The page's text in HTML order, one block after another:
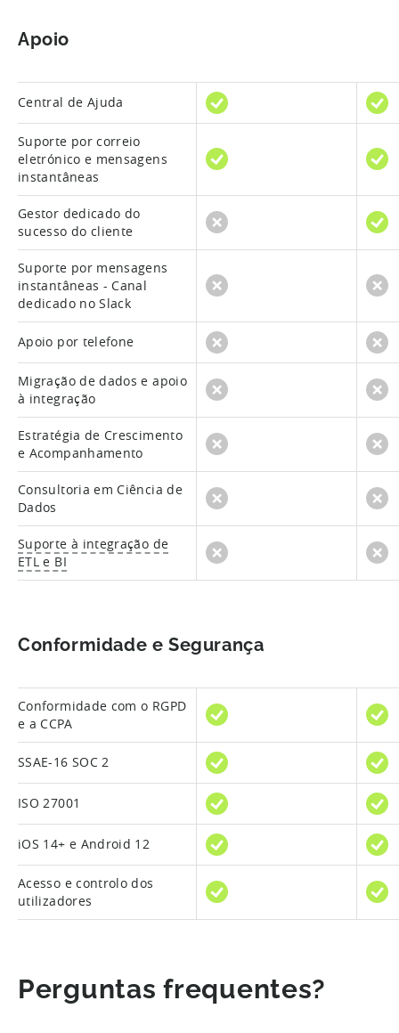
Apoio
Central de Ajuda
Suporte por correio
eletrónico e mensagens
instantâneas
Gestor dedicado do
sucesso do cliente
Suporte por mensagens
instantâneas - Canal
dedicado no Slack
Apoio por telefone
Migração de dados e apoio
à integração
Estratégia de Crescimento
e Acompanhamento
Consultoria em Ciência de
Dados
Suporte à integração de
ETL e BI
Conformidade e Segurança
Conformidade com o RGPD
e a CCPA
SSAE-16 SOC 2
ISO 27001
iOS 14+ e Android 12
Acesso e controlo dos
utilizadores
Perguntas frequentes?